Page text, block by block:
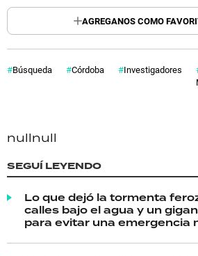
AGREGANOS COMO
Búsqueda Córdoba Investigadores
nullnull
SEGUÍ LEYENDO
Lo que dejó la tormenta
calles bajo el agua y un
para evitar una emergencia